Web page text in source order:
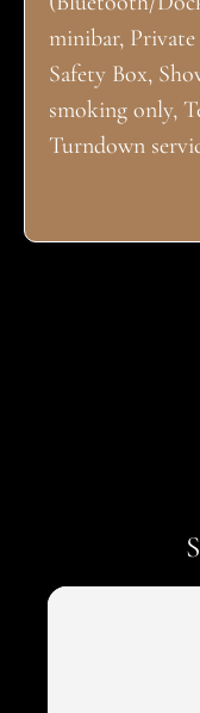
minibar,
Safety Box,
smoking only,
Turndown